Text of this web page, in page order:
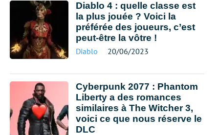
Diablo 4 : quelle classe est
la plus jouée ? Voici la
préférée des joueurs, c’est
peut-être la vôtre !
Diablo 20/06/2023
Cyberpunk 2077 : Phantom
Liberty a des romances
similaires à The Witcher 3,
voici ce que nous réserve le
DLC